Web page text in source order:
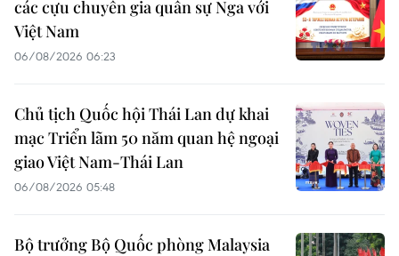
các cựu chuyên gia quân sự Nga với
Việt Nam
06/08/2026 06:23
Chủ tịch Quốc hội Thái Lan dự khai
mạc Triển lãm 50 năm quan hệ ngoại
giao Việt Nam-Thái Lan
06/08/2026 05:48
Bộ trưởng Bộ Quốc phòng Malaysia